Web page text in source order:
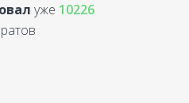
уже 10226